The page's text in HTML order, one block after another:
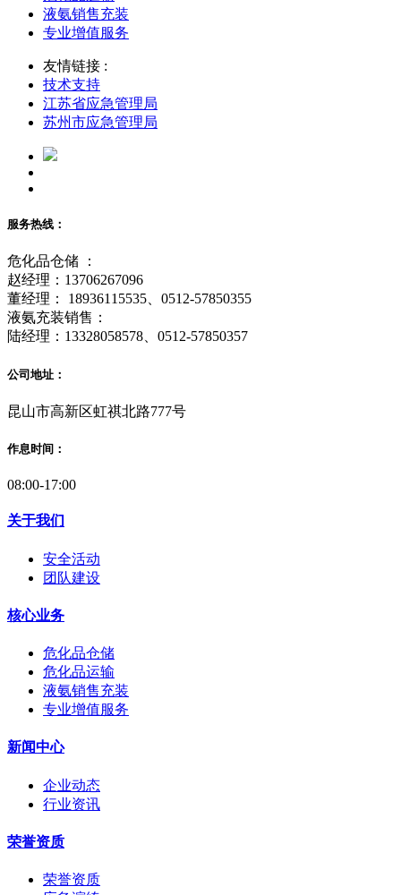
液氨销售充装
专业增值服务
友情链接 :
技术支持
江苏省应急管理局
苏州市应急管理局
服务热线：
危化品仓储 ：
赵经理：13706267096
董经理： 18936115535、0512-57850355
液氨充装销售：
陆经理：13328058578、0512-57850357
公司地址：
昆山市高新区虹祺北路777号
作息时间：
08:00-17:00
关于我们
安全活动
团队建设
核心业务
危化品仓储
危化品运输
液氨销售充装
专业增值服务
新闻中心
企业动态
行业资讯
荣誉资质
荣誉资质